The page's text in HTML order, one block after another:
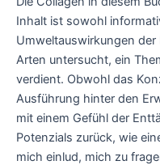
Inhalt ist sowohl
Umweltauswirkungen
Arten untersucht, ein
verdient. Obwohl das
Ausführung hinter den
mit einem Gefühl der
Potenzials zurück, wie
mich einlud, mich zu